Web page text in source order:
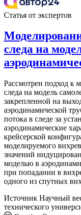
Статья от экспертов
следа на
Рассмотрен подход к
следа на модель
закрепленной на
аэродинамической
потока в следе за
аэродинамические
крейсерской
моделируемого
значений
моделью в
при попадании в
одного из спутных
Источник Научный
технического